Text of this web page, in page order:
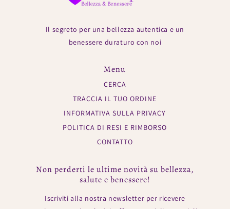
Il segreto per una bellezza autentica e un
benessere duraturo con noi
Menu
CERCA
TRACCIA IL TUO ORDINE
INFORMATIVA SULLA PRIVACY
POLITICA DI RESI E RIMBORSO
CONTATTO
Non perderti le ultime novità su bellezza,
salute e benessere!
Iscriviti alla nostra newsletter per ricevere